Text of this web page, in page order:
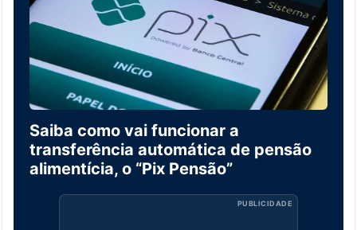
Saiba como vai funcionar a
transferência automática de pensão
alimentícia, o “Pix Pensão”
PUBLICIDADE